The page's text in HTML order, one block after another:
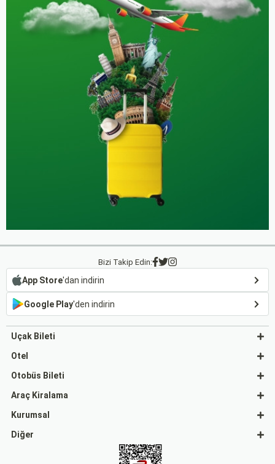
Bizi Takip Edin:
App Store'dan indirin
Google Play'den indirin
Uçak Bileti
Otel
Otobüs Bileti
Araç Kiralama
Kurumsal
Diğer